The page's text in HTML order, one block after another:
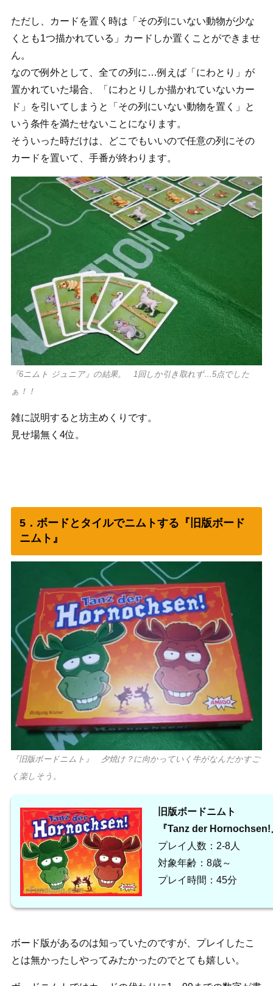
ただし、カードを置く時は「その列にいない動物が少な
くとも1つ描かれている」カードしか置くことができませ
ん。
なので例外として、全ての列に…例えば「にわとり」が
置かれていた場合、「にわとりしか描かれていないカー
ド」を引いてしまうと「その列にいない動物を置く」と
いう条件を満たせないことになります。
そういった時だけは、どこでもいいので任意の列にその
カードを置いて、手番が終わります。
『6ニムト ジュニア』の結果。 1回しか引き取れず…5点でした
ぁ！！
雑に説明すると坊主めくりです。
見せ場無く4位。
5．ボードとタイルでニムトする『旧版ボード
ニムト』
『旧版ボードニムト』 夕焼け？に向かっていく牛がなんだかすご
く楽しそう。
旧版ボードニムト
『Tanz der Hornochsen!
プレイ人数：2-8人
対象年齢：8歳～
プレイ時間：45分
ボード版があるのは知っていたのですが、プレイしたこ
とは無かったしやってみたかったのでとても嬉しい。